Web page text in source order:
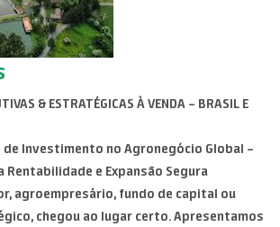
& ESTRATÉGICAS À VENDA – BRASIL E
de Investimento no Agronegócio Global –
Rentabilidade e Expansão Segura
agroempresário, fundo de capital ou
chegou ao lugar certo. Apresentamos